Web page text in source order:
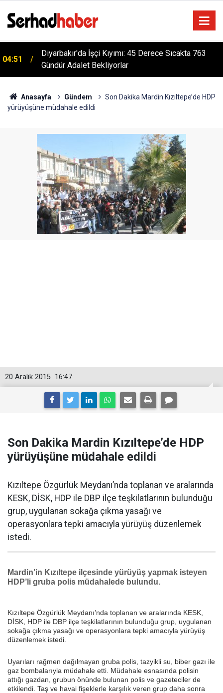
04:51
Gündür Adalet Bekliyorlar
04:39
Dicle Üniversitesi Bölgenin Eğitim Üssü Oldu: 1
Yılda 3 Bin Kişiye Mesleki Eğitim
Anasayfa Gündem
Son Dakika Mardin Kızıltepe’de HDP
yürüyüşüne müdahale edildi
16:47
20 Aralık 2015
Son Dakika Mardin Kızıltepe’de HDP
yürüyüşüne müdahale edildi
Kızıltepe Özgürlük Meydanı’nda toplanan ve aralarında
KESK, DİSK, HDP ile DBP ilçe teşkilatlarının bulunduğu
grup, uygulanan sokağa çıkma yasağı ve
operasyonlara tepki amacıyla yürüyüş düzenlemek
istedi.
Mardin’in Kızıltepe ilçesinde yürüyüş yapmak isteyen
HDP’li gruba polis müdahalede bulundu.
Kızıltepe Özgürlük Meydanı’nda toplanan ve aralarında KESK,
DİSK, HDP ile DBP ilçe teşkilatlarının bulunduğu grup, uygulanan
sokağa çıkma yasağı ve operasyonlara tepki amacıyla yürüyüş
düzenlemek istedi.
Uyarıları rağmen dağılmayan gruba polis, tazyikli su, biber gazı ile
gaz bombalarıyla müdahale etti. Müdahale esnasında polisin
attığı gazdan, grubun önünde bulunan polis ve gazeteciler de
etkilendi. Taş ve havai fişeklerle karşılık veren grup daha sonra